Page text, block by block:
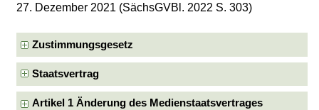
27. Dezember 2021 (SächsGVBl. 2022 S. 303)
Zustimmungsgesetz
Staatsvertrag
Artikel 1 Änderung des Medienstaatsvertrages